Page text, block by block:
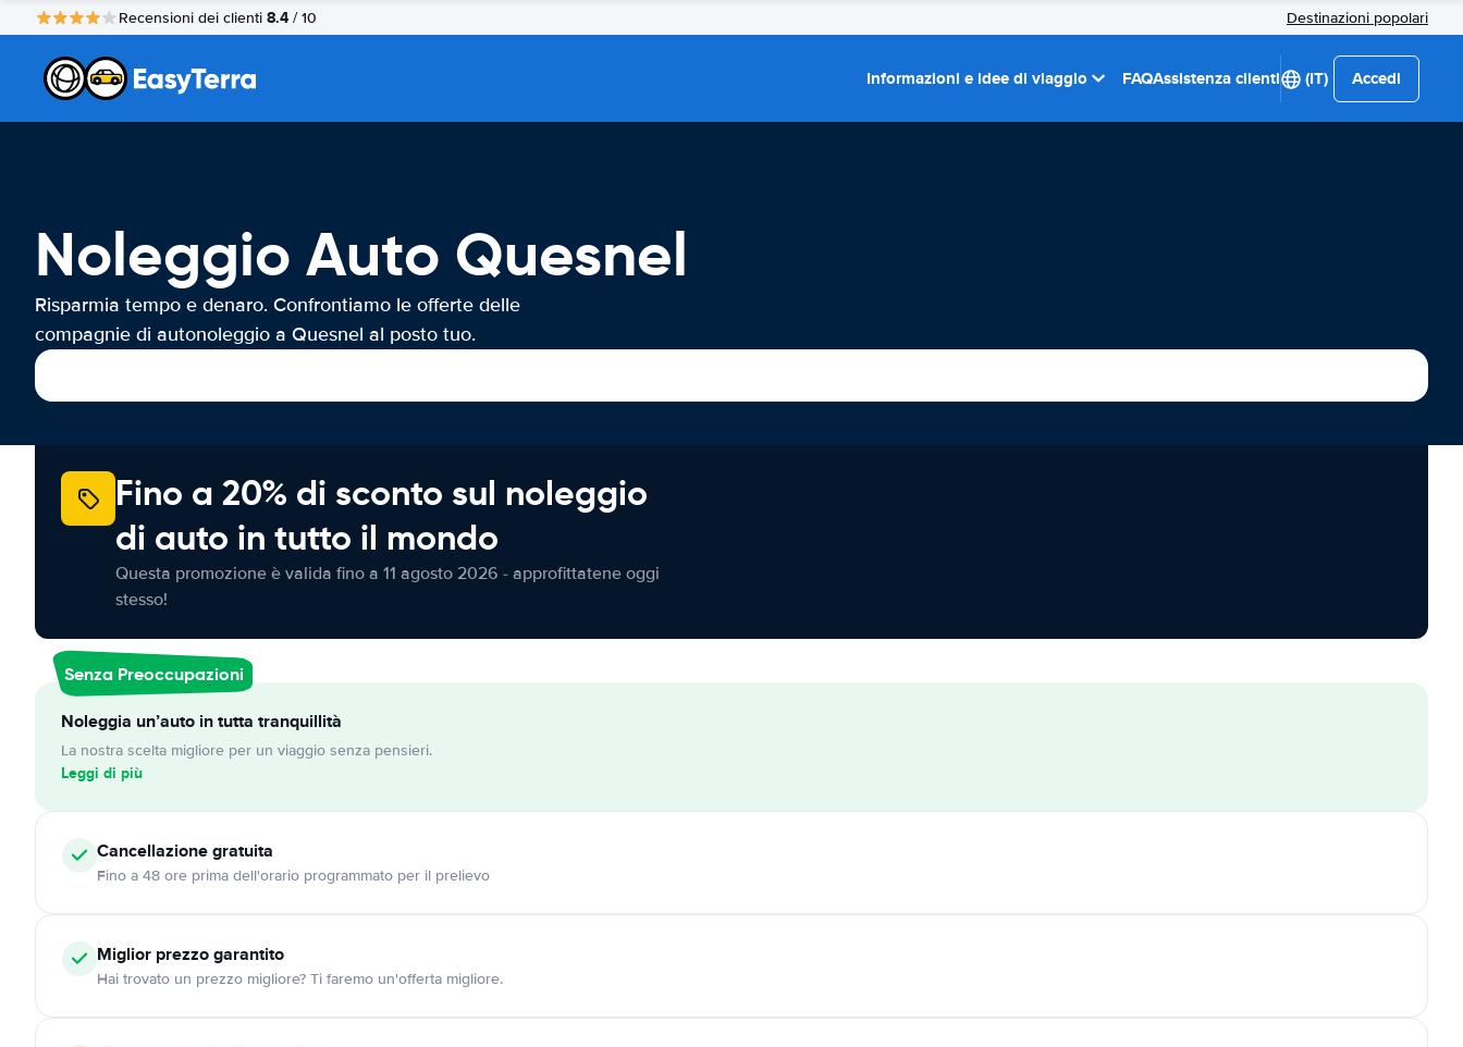
Recensioni dei clienti 8.4 / 10 Destinazioni popolari
Informazioni e idee di viaggio FAQAssistenza clienti (IT) Accedi
Noleggio Auto Quesnel
Risparmia tempo e denaro. Confrontiamo le offerte delle
compagnie di autonoleggio a Quesnel al posto tuo.
Fino a 20% di sconto sul noleggio
di auto in tutto il mondo
Questa promozione è valida fino a 11 agosto 2026 - approfittatene oggi
stesso!
Senza Preoccupazioni
Noleggia un’auto in tutta tranquillità
La nostra scelta migliore per un viaggio senza pensieri.
Leggi di più
Cancellazionegratuita
Fino a 48 ore prima dell'orario programmato per il prelievo
Miglior prezzo garantito
Hai trovato un prezzo migliore? Ti faremo un'offerta migliore.